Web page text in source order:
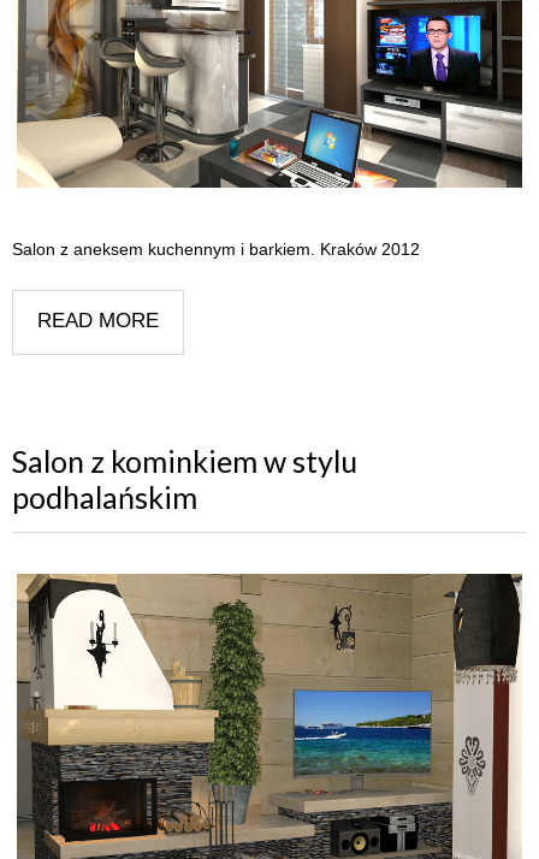
Salon z aneksem kuchennym i barkiem. Kraków 2012
READ MORE
Salon z kominkiem w stylu
podhalańskim